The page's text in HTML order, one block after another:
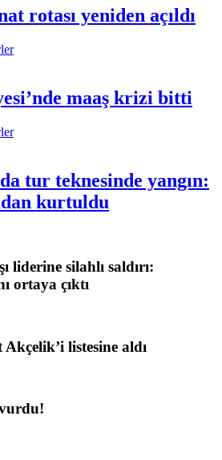
rotası yeniden açıldı
maaş krizi bitti
tur teknesinde yangın:
kurtuldu
liderine silahlı saldırı:
ortaya çıktı
listesine aldı
vurdu!